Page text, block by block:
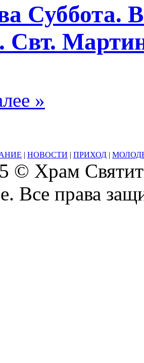
Суббота.
Свт.
»
| НОВОСТИ | ПРИХОД |
© Храм
Все права